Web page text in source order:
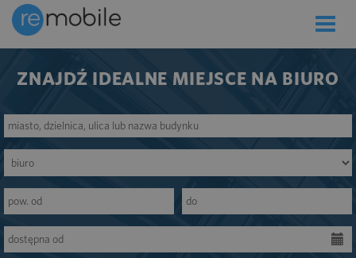
Toggle
ZNAJDŹ IDEALNE MIEJSCE NA BIURO